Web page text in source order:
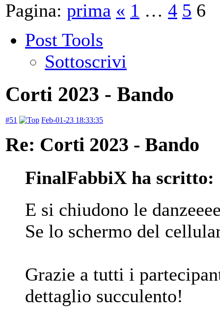
Pagina: prima « 1 … 4 5 6
Post Tools
Sottoscrivi
Corti 2023 - Bando
#51 Feb-01-23 18:33:35
Re: Corti 2023 - Bando
FinalFabbiX ha scritto:
E si chiudono le
Se lo schermo del
Grazie a tutti i
dettaglio succulento!